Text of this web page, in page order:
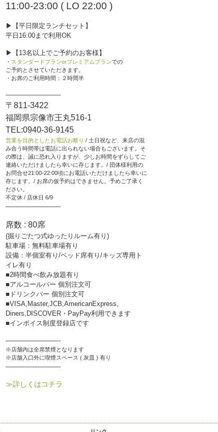
11:00-23:00 ( LO 22:00 )
▶︎【平日限定ランチセット】
平日16:00まで利用OK
▶︎【13名以上でご予約のお客様】
・ スタンダードプランorプレミアムプランでの
ご予約とさせていただきます。
・お席のご利用時間：２時間半
————————-
〒811-3422
福岡県宗像市王丸516-1
TEL:0940-36-9145
営業を目的としたお電話お断り / 土日祝など、来店の混
み合う時間帯は電話に出られない場合もございます。そ
の際は、誠に恐れ入りますが、少しお時間をずらしてご
連絡いただけましたら幸いに存じます。/ 団体様利用の
お問合せ21:00-22:00頃にお電話いただけましたら幸いに
存じます。/ お席の仮予約はできません。予めご了承く
ださい。
不定休 / 店休日 6/9
————————-
席数 : 80席
(掘りごたつ式ゆったりルーム有り)
駐車場：無料駐車場有り
設備：半個室有り/ベッド席有り/キッズ専用ト
イレ有り
■2時間食べ飲み放題有り
■アルコールバー 個別注文可
■ドリンクバー 個別注文可
■VISA,Master,JCB,AmericanExpress,
Diners,DISCOVER・PayPay利用できます
■インボイス制度登録店です
————————-
※店舗内は全席禁煙となります
※店舗入口外に喫煙スペース ( 灰皿 ) 有り
————————-
≫詳しくはコチラ